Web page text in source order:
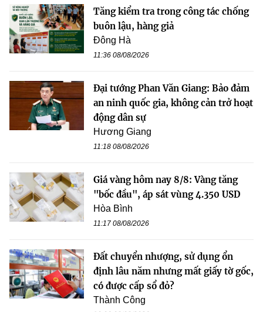
Tăng kiểm tra trong công tác chống
buôn lậu, hàng giả
Đông Hà
11:36 08/08/2026
Đại tướng Phan Văn Giang: Bảo đảm
an ninh quốc gia, không cản trở hoạt
động dân sự
Hương Giang
11:18 08/08/2026
Giá vàng hôm nay 8/8: Vàng tăng
"bốc đầu", áp sát vùng 4.350 USD
Hòa Bình
11:17 08/08/2026
Đất chuyển nhượng, sử dụng ổn
định lâu năm nhưng mất giấy tờ gốc,
có được cấp sổ đỏ?
Thành Công